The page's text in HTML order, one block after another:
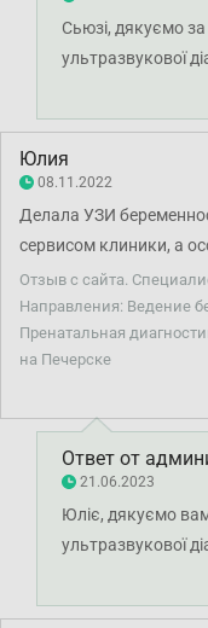
Визуализация на
кто беременна –
просто must,
Врач очень подробно
рекомендации по
делает фото малыша в
беременной
Медикал Центр!!!
Сьюзі, дякуємо
ультразвукової
Радченко Анну
Михайлову Анну
візити у
найкращого!
Юлия
08.11.2022
Делала УЗИ
сервисом клиники, а
рассказала,
нюансов. Спасибо!
Отзыв с сайта.
Направления: Ведение
Пренатальная
на Печерске
Ответ от
21.06.2023
Юліє, дякуємо
ультразвукової
Радченко Анну
та всього